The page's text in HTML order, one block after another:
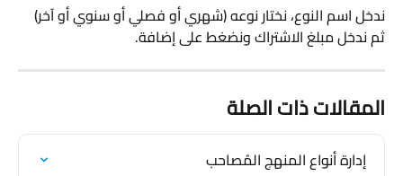
ندخل اسم النوع، نختار نوعه (شهري أو فصلي أو سنوي أو آخر)
ثم ندخل مبلغ الاشتراك ونضغط على إضافة.
المقالات ذات الصلة
إدارة أنواع المنهج المُصاحب